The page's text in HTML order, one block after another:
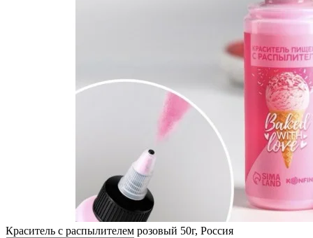
Краситель с распылителем розовый 50г, Россия